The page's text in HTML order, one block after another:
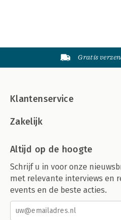
Gratis
Klantenservice
Zakelijk
Altijd op de hoogte
Schrijf u in voor onze
met relevante interviews en
events en de beste acties.